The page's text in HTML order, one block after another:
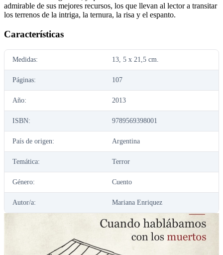
admirable de sus mejores recursos, los que llevan al lector a transitar
los terrenos de la intriga, la ternura, la risa y el espanto.
Características
Medidas: 13, 5 x 21,5 cm.
Páginas: 107
Año: 2013
ISBN: 9789569398001
País de origen: Argentina
Temática: Terror
Género: Cuento
Autor/a: Mariana Enriquez